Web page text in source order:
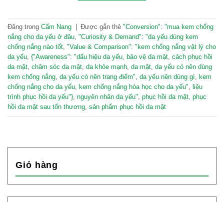
Đăng trong Cẩm Nang Được gắn thẻ "Conversion": "mua kem chống
nắng cho da yếu ở đâu "Curiosity & Demand": "da yếu dùng kem
chống nắng nào tốt "Value & Comparison": "kem chống nắng vật lý cho
da yếu {"Awareness": "dấu hiệu da yếu bảo vệ da mặt cách phục hồi
da mặt chăm sóc da mặt da khỏe mạnh da mặt da yếu có nên dùng
kem chống nắng da yếu có nên trang điểm" da yếu nên dùng gì
kem
chống nắng cho da yếu
kem chống nắng hóa học cho da yếu"
liệu
trình phục hồi da yếu"} nguyên nhân da yếu" phục hồi da mặt phục
hồi da mặt sau tổn thương sản phẩm phục hồi da mặt
Giỏ hàng